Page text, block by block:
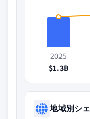
2025
$1.3B
地域別シ